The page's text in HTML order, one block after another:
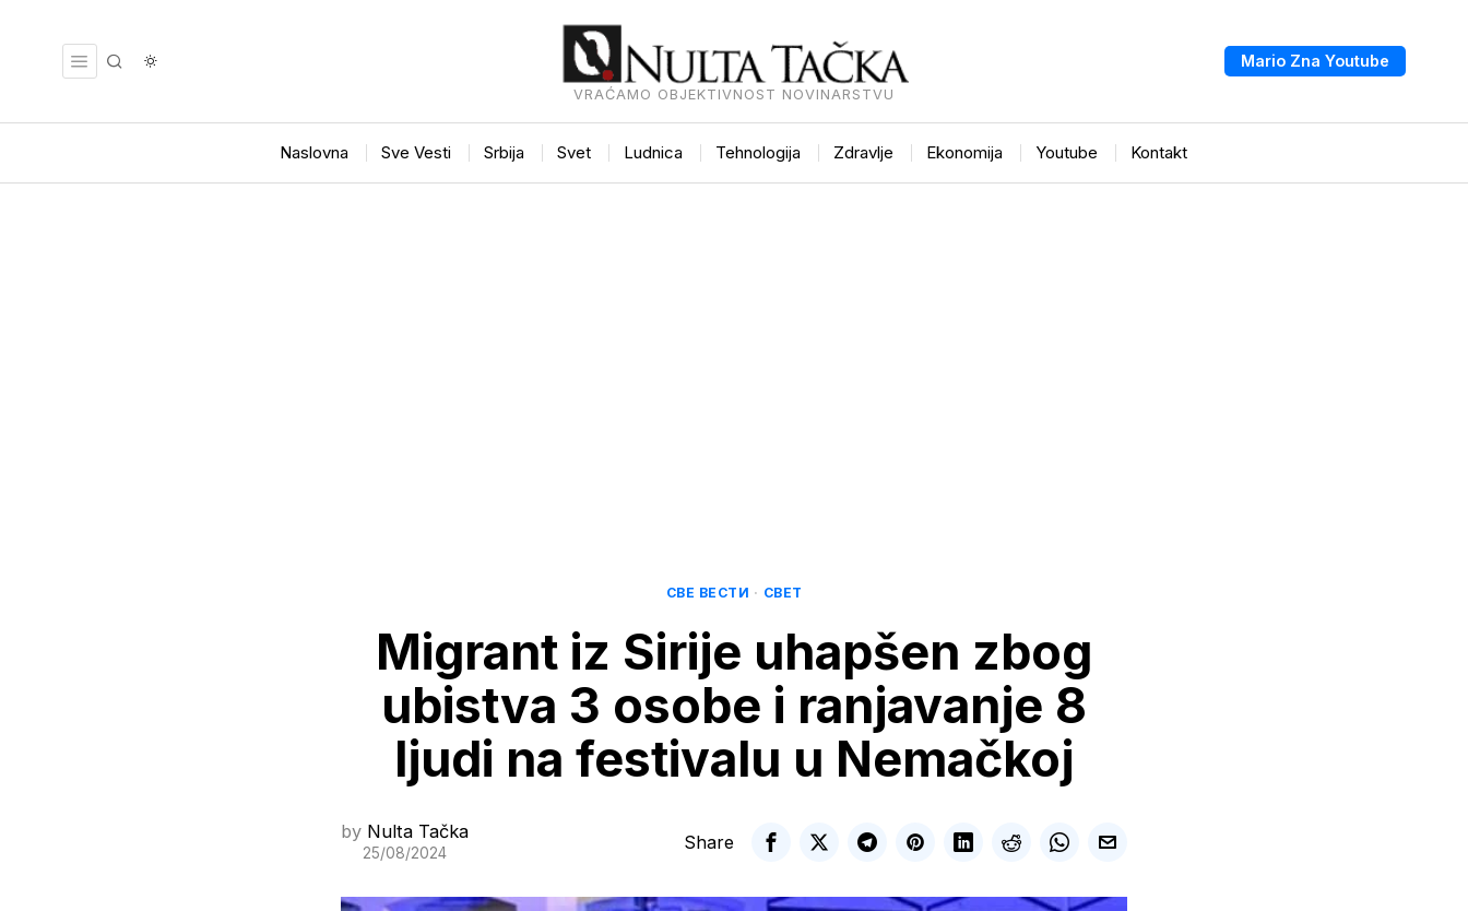
VRAĆAMO OBJEKTIVNOST NOVINARSTVU
Mario Zna Youtube
Naslovna Sve Vesti Srbija Svet Ludnica Tehnologija Zdravlje Ekonomija Youtube Kontakt
СВЕ ВЕСТИ · СВЕТ
Migrant iz Sirije uhapšen zbog
ubistva 3 osobe i ranjavanje 8
ljudi na festivalu u Nemačkoj
by Nulta Tačka
25/08/2024
Share